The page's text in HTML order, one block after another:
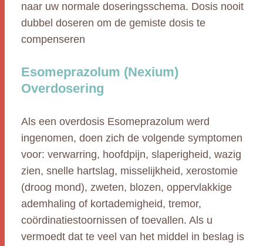
naar uw normale doseringsschema. Dosis nooit
dubbel doseren om de gemiste dosis te
compenseren
Esomeprazolum (Nexium)
Overdosering
Als een overdosis Esomeprazolum werd
ingenomen, doen zich de volgende symptomen
voor: verwarring, hoofdpijn, slaperigheid, wazig
zien, snelle hartslag, misselijkheid, xerostomie
(droog mond), zweten, blozen, oppervlakkige
ademhaling of kortademigheid, tremor,
coördinatiestoornissen of toevallen. Als u
vermoedt dat te veel van het middel in beslag is